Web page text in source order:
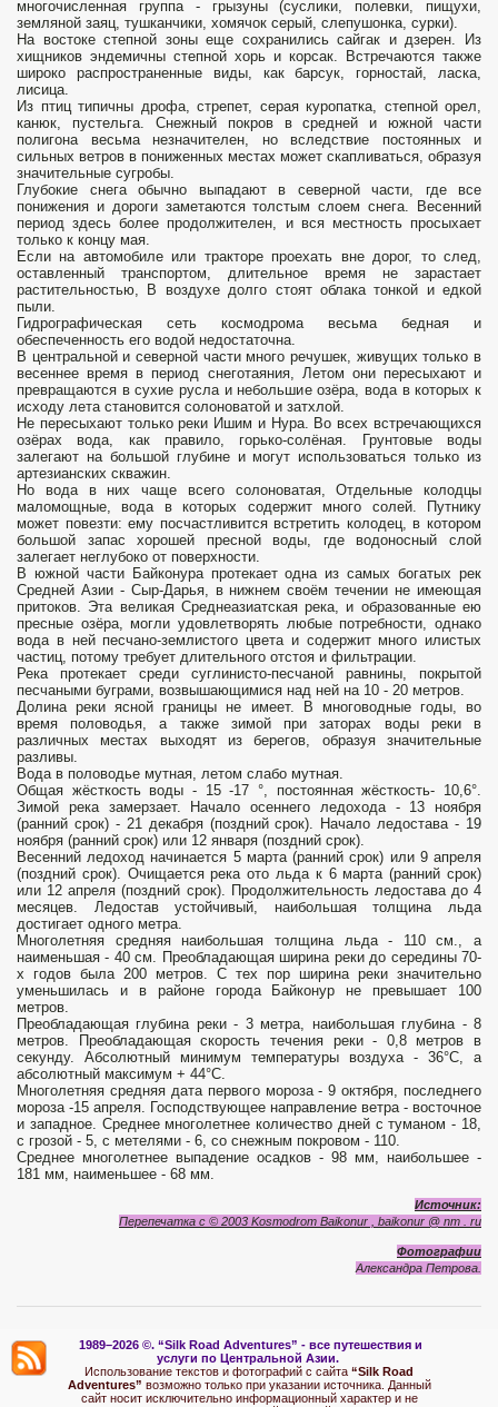
многочисленная группа - грызуны (суслики, полевки, пищухи,
земляной заяц, тушканчики, хомячок серый, слепушонка, сурки).
На востоке степной зоны еще сохранились сайгак и дзерен. Из
хищников эндемичны степной хорь и корсак. Встречаются также
широко распространенные виды, как барсук, горностай, ласка,
лисица.
Из птиц типичны дрофа, стрепет, серая куропатка, степной орел,
канюк, пустельга. Снежный покров в средней и южной части
полигона весьма незначителен, но вследствие постоянных и
сильных ветров в пониженных местах может скапливаться, образуя
значительные сугробы.
Глубокие снега обычно выпадают в северной части, где все
понижения и дороги заметаются толстым слоем снега. Весенний
период здесь более продолжителен, и вся местность просыхает
только к концу мая.
Если на автомобиле или тракторе проехать вне дорог, то след,
оставленный транспортом, длительное время не зарастает
растительностью, В воздухе долго стоят облака тонкой и едкой
пыли.
Гидрографическая сеть космодрома весьма бедная и
обеспеченность его водой недостаточна.
В центральной и северной части много речушек, живущих только в
весеннее время в период снеготаяния, Летом они пересыхают и
превращаются в сухие русла и небольшие озёра, вода в которых к
исходу лета становится солоноватой и затхлой.
Не пересыхают только реки Ишим и Нура. Во всех встречающихся
озёрах вода, как правило, горько-солёная. Грунтовые воды
залегают на большой глубине и могут использоваться только из
артезианских скважин.
Но вода в них чаще всего солоноватая, Отдельные колодцы
маломощные, вода в которых содержит много солей. Путнику
может повезти: ему посчастливится встретить колодец, в котором
большой запас хорошей пресной воды, где водоносный слой
залегает неглубоко от поверхности.
В южной части Байконура протекает одна из самых богатых рек
Средней Азии - Сыр-Дарья, в нижнем своём течении не имеющая
притоков. Эта великая Среднеазиатская река, и образованные ею
пресные озёра, могли удовлетворять любые потребности, однако
вода в ней песчано-землистого цвета и содержит много илистых
частиц, потому требует длительного отстоя и фильтрации.
Река протекает среди суглинисто-песчаной равнины, покрытой
песчаными буграми, возвышающимися над ней на 10 - 20 метров.
Долина реки ясной границы не имеет. В многоводные годы, во
время половодья, а также зимой при заторах воды реки в
различных местах выходят из берегов, образуя значительные
разливы.
Вода в половодье мутная, летом слабо мутная.
Общая жёсткость воды - 15 -17 °, постоянная жёсткость- 10,6°.
Зимой река замерзает. Начало осеннего ледохода - 13 ноября
(ранний срок) - 21 декабря (поздний срок). Начало ледостава - 19
ноября (ранний срок) или 12 января (поздний срок).
Весенний ледоход начинается 5 марта (ранний срок) или 9 апреля
(поздний срок). Очищается река ото льда к 6 марта (ранний срок)
или 12 апреля (поздний срок). Продолжительность ледостава до 4
месяцев. Ледостав устойчивый, наибольшая толщина льда
достигает одного метра.
Многолетняя средняя наибольшая толщина льда - 110 см., а
наименьшая - 40 см. Преобладающая ширина реки до середины 70-
х годов была 200 метров. С тех пор ширина реки значительно
уменьшилась и в районе города Байконур не превышает 100
метров.
Преобладающая глубина реки - 3 метра, наибольшая глубина - 8
метров. Преобладающая скорость течения реки - 0,8 метров в
секунду. Абсолютный минимум температуры воздуха - 36°С, а
абсолютный максимум + 44°С.
Многолетняя средняя дата первого мороза - 9 октября, последнего
мороза -15 апреля. Господствующее направление ветра - восточное
и западное. Среднее многолетнее количество дней с туманом - 18,
с грозой - 5, с метелями - 6, со снежным покровом - 110.
Среднее многолетнее выпадение осадков - 98 мм, наибольшее -
181 мм, наименьшее - 68 мм.
Источник:
Перепечатка с © 2003 Kosmodrom Baikonur , baikonur @ nm . ru
Фотографии
Александра Петрова.
1989–2026 ©. “Silk Road Adventures” - все путешествия и
услуги по Центральной Азии.
Использование текстов и фотографий с сайта “Silk Road
Adventures” возможно только при указании источника. Данный
сайт носит исключительно информационный характер и не